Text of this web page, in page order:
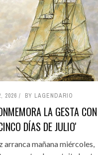
2026 BY LAGENDARIO
LA GESTA CON
DÍAS DE JULIO'
arranca mañana miércoles,